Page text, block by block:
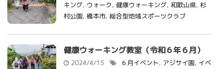
キング, ウォーク, 健康ウォーキング, 和歌山県, 杉
村公園, 橋本市, 総合型地域スポーツクラブ
健康ウォーキング教室（令和６年６月）
2024/4/15 ６月イベント, アジサイ園, イベ